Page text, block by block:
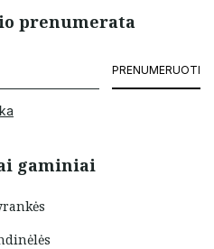
gaminiai
prenumerata
PRENUMERUOTI